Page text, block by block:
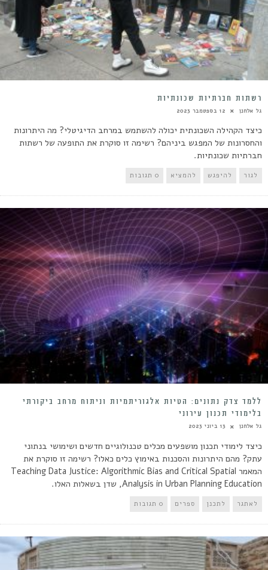
רשתות חברתיות שכונתיות
גל אלחנן 12 בספטמבר 2023
כיצד הקהילה השכונתית יכולה להשתמש במרחב הדיגיטלי? מה היתרונות
והחסרונות של המפגש ביניהם? רשימה זו סוקרת את התופעה של רשתות
חברתיות שכונתיות.
לגור להיפגש להמציא 0 תגובות
ללמד צדק נתונים: הטיות אלגוריתמיות וניתוח מרחב ביקורתי
בלימודי תכנון עירוני
גל אלחנן 13 ביוני 2023
כיצד לימודי תכנון מושפעים מכלים טכנולוגיים חדשים ושימושי בנתוני
עתק? מהם היתרונות והסכנות באימוץ כלים כאלו? רשימה זו סוקרת את
המאמר Teaching Data Justice: Algorithmic Bias and Critical Spatial
Analysis in Urban Planning Education, שדן בשאלות האלו.
לאתגר לתכנן ספרים 0 תגובות